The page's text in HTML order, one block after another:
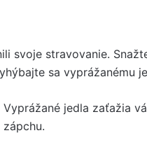
svoje stravovanie.
sa vyprážanému
Vyprážané jedla zaťažia
zápchu.